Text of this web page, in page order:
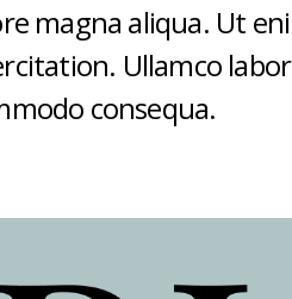
magna aliqua. Ut
Ullamco
consequa.